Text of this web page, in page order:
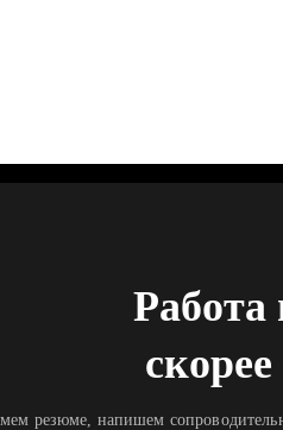
Работа
скорее
резюме, напишем